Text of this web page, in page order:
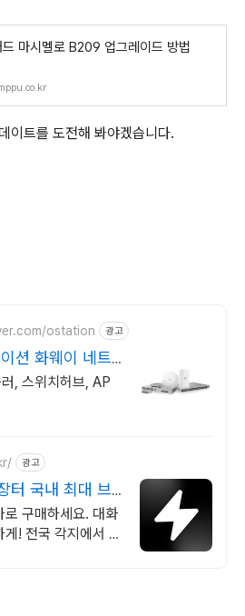
드 마시멜로 B209 업그레이드 방법
이트를 도전해 봐야겠습니다.
ostation 광고
션 화웨이 네트
, 스위치허브, AP
광고
터 국내 최대 브
로 구매하세요. 대화
! 전국 각지에서 올